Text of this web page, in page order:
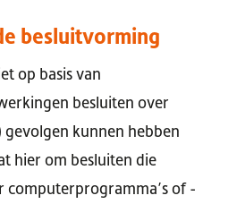
besluitvorming
op basis van
besluiten over
gevolgen kunnen hebben
hier om besluiten die
of -